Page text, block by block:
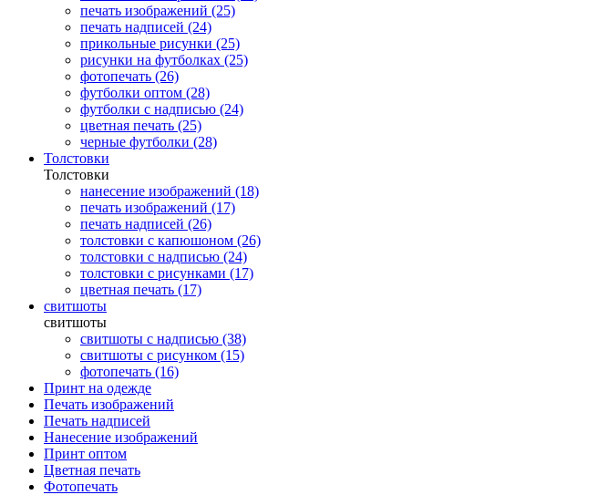
печать изображений (25)
печать надписей (24)
прикольные рисунки (25)
рисунки на футболках (25)
фотопечать (26)
футболки оптом (28)
футболки с надписью (24)
цветная печать (25)
черные футболки (28)
Толстовки
Толстовки
нанесение изображений (18)
печать изображений (17)
печать надписей (26)
толстовки с капюшоном (26)
толстовки с надписью (24)
толстовки с рисунками (17)
цветная печать (17)
свитшоты
свитшоты
свитшоты с надписью (38)
свитшоты с рисунком (15)
фотопечать (16)
Принт на одежде
Печать изображений
Печать надписей
Нанесение изображений
Принт оптом
Цветная печать
Фотопечать